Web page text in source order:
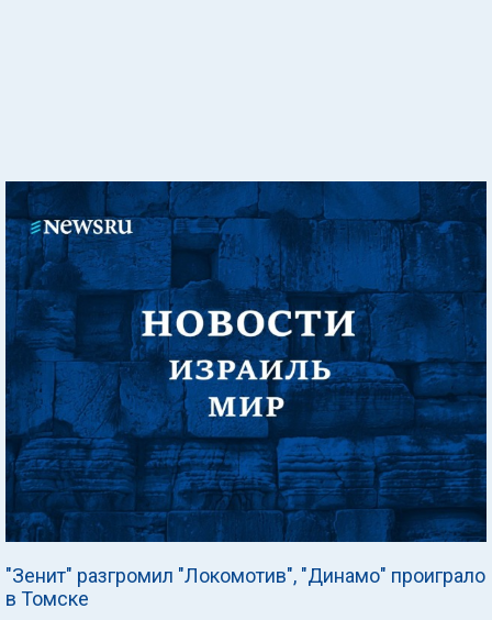
"Зенит" разгромил "Локомотив", "Динамо" проиграло
в Томске